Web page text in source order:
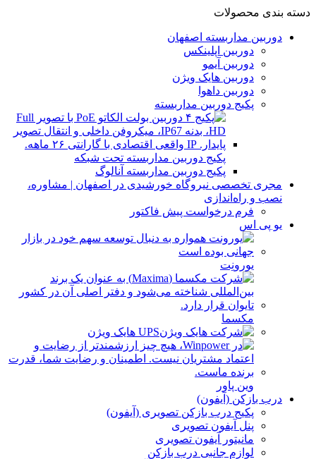
دسته بندی محصولات
دوربین مداربسته اصفهان
دوربین اپلینکس
دوربین آیمو
دوربین هایک ویژن
دوربین داهوا
پکیج دوربین مداربسته
پکیج دوربین مداربسته تحت شبکه
پکیج دوربین مداربسته آنالوگ
مجری تخصصی نیروگاه خورشیدی در اصفهان | مشاوره،
نصب و راه‌اندازی
فرم درخواست پیش فاکتور
یو پی اس
یورونِت
مکسما
UPS هایک ویژن
وین پاور
درب بازکن (آیفون)
پکیج درب بازکن تصویری (آیفون)
پنل آیفون تصویری
مانیتور آیفون تصویری
لوازم جانبی درب بازکن